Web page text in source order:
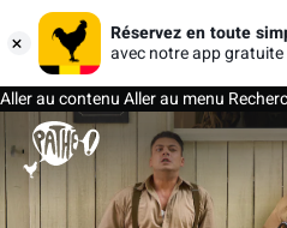
Réservez en toute
avec notre app gratuite
Aller au contenuAller au menu